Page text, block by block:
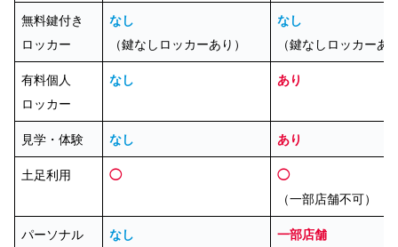
無料鍵付き
ロッカー
なし
（鍵なしロッカーあり）
なし
（鍵なしロッカーあ
有料個人
ロッカー
なし あり
見学・体験 なし あり
土足利用 ◯ ◯
（一部店舗不可）
パーソナル
なし
一部店舗